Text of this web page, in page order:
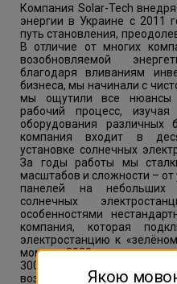
Компания Solar-Tech
энергии в Украине с
путь становления,
В отличие от многих
возобновляемой
благодаря вливаниям
бизнеса, мы начинали с
мы ощутили все нюансы
рабочий процесс, изучая
оборудования
компания входит в
установке солнечных
За годы работы мы
масштабов и сложности – от
панелей на
солнечных
особенностями
компания, которая
электростанцию к
момент 2020 года,
300 индивидуальных
возобновляемые
Якою